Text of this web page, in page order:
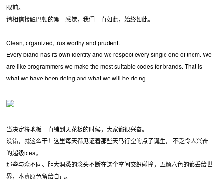
眼前。
请相信接触巴顿的第一感觉，我们一直如此，始终如此。
Clean, organized, trustworthy and prudent.
Every brand has its own identity and we respect every single one of them. We
are like programmers we make the most suitable codes for brands. That is
what we have been doing and what we will be doing.
当决定将地板一直铺到天花板的时候，大家都很兴奋。
没错，就这么干！这里每天都见证着那些天马行空的点子诞生， 不乏令人兴奋
的超级idea。
那些与众不同、胆大洞悉的念头不断在这个空间交织碰撞，五颜六色的都丢给世
界，本真原色留给自己。